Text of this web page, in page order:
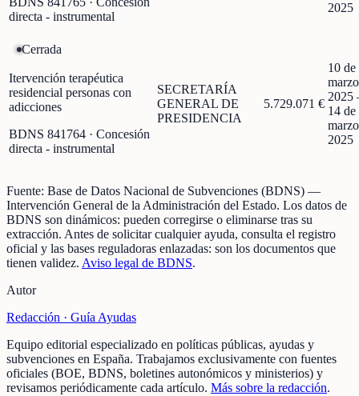
directa - instrumental
2025
Cerrada
Itervención terapéutica
residencial personas con
adicciones
BDNS 841764 · Concesión
directa - instrumental
SECRETARÍA
GENERAL DE
PRESIDENCIA
5.729.071 €
10 de
2025
14 de
2025
Fuente: Base de Datos Nacional de Subvenciones (BDNS) —
Intervención General de la Administración del Estado. Los datos de
BDNS son dinámicos: pueden corregirse o eliminarse tras su
extracción. Antes de solicitar cualquier ayuda, consulta el registro
oficial y las bases reguladoras enlazadas: son los documentos que
tienen validez. Aviso legal de BDNS.
Autor
Redacción · Guía Ayudas
Equipo editorial especializado en políticas públicas, ayudas y
subvenciones en España. Trabajamos exclusivamente con fuentes
oficiales (BOE, BDNS, boletines autonómicos y ministerios) y
revisamos periódicamente cada artículo. Más sobre la redacción.